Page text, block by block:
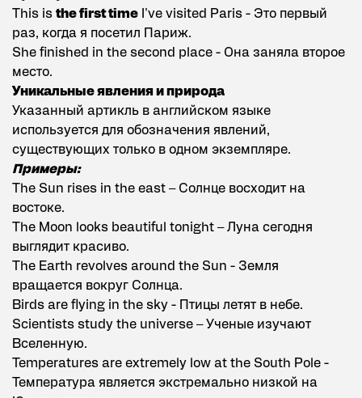
This is the first time I've visited Paris - Это первый
раз, когда я посетил Париж.
She finished in the second place - Она заняла второе
место.
Уникальные явления и природа
Указанный артикль в английском языке
используется для обозначения явлений,
существующих только в одном экземпляре.
Примеры:
The Sun rises in the east – Солнце восходит на
востоке.
The Moon looks beautiful tonight – Луна сегодня
выглядит красиво.
The Earth revolves around the Sun - Земля
вращается вокруг Солнца.
Birds are flying in the sky - Птицы летят в небе.
Scientists study the universe – Ученые изучают
Вселенную.
Temperatures are extremely low at the South Pole -
Температура является экстремально низкой на